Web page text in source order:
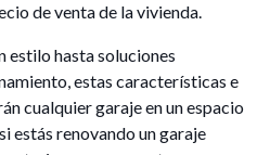
de venta de la vivienda.
estilo hasta soluciones
estas características e
cualquier garaje en un espacio
estás renovando un garaje